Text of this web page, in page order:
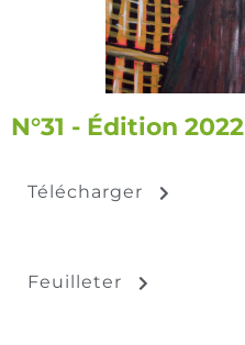
N°31 - Édition 2022
Télécharger
Feuilleter